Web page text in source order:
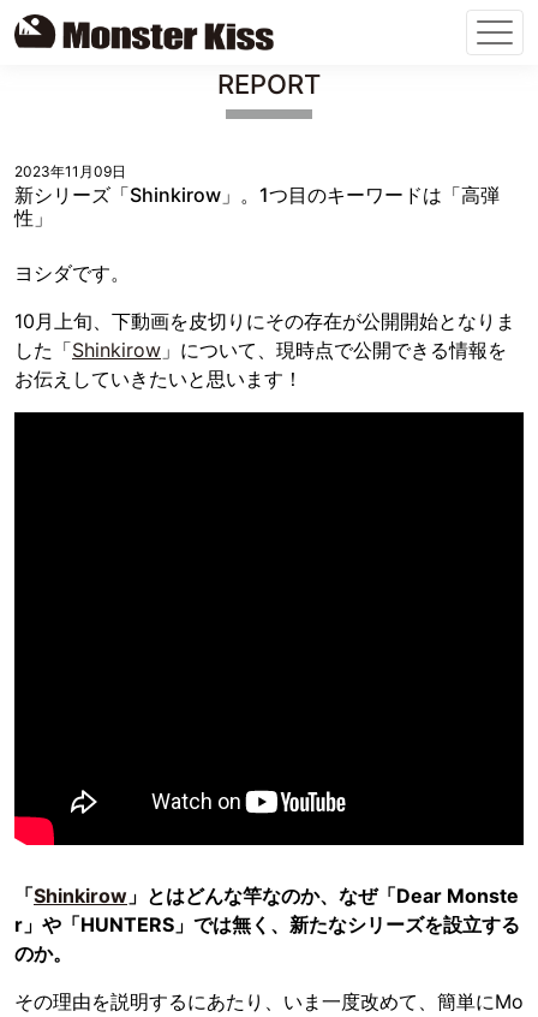
REPORT
2023年11月09日
新シリーズ「Shinkirow」。1つ目のキーワードは「高弾
性」
ヨシダです。
10月上旬、下動画を皮切りにその存在が公開開始となりま
した「Shinkirow 」について、現時点で公開できる情報を
お伝えしていきたいと思います！
「Shinkirow 」とはどんな竿なのか、なぜ「Dear Monste
r」や「HUNTERS」では無く、新たなシリーズを設立する
のか。
その理由を説明するにあたり、いま一度改めて、簡単にMo